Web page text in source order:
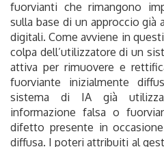
fuorvianti che rimangono
sulla base di un approccio
digitali. Come avviene in
colpa dell’utilizzatore di un
attiva per rimuovere e
fuorviante inizialmente
sistema di IA già
informazione falsa o
difetto presente in
diffusa. I poteri attribuiti al